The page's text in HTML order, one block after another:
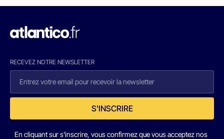
RECEVEZ NOTRE NEWSLETTER
S'INSCRIRE
En cliquant sur s'inscrire, vous confirmez que vous acceptez nos